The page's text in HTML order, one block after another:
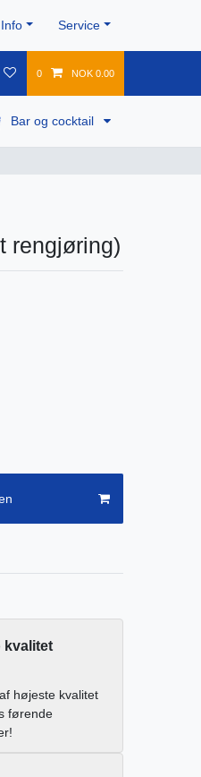
Info Service
0 NOK 0.00
Bar og cocktail
rengjøring)
kvalitet
højeste kvalitet
førende